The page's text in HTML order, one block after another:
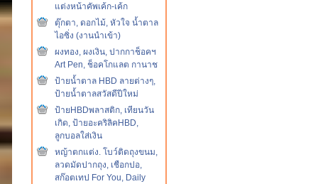
แต่งหน้าคัพเค้ก-เค้ก
ตุ๊กตา, ดอกไม้, หัวใจ น้ำตาล
ไอซิ่ง (งานนำเข้า)
ผงทอง, ผงเงิน, ปากกาช็อคฯ
Art Pen, ช็อคโกแลต กานาช
ป้ายน้ำตาล HBD ลายต่างๆ,
ป้ายน้ำตาลสวัสดีปีใหม่
ป้ายHBDพลาสติก, เทียนวัน
เกิด, ป้ายอะคริลิคHBD,
ลูกบอลใส่เงิน
หญ้าตกแต่ง. โบว์ติดถุงขนม,
ลวดมัดปากถุง, เชือกปอ,
สก๊อตเทป For You, Daily